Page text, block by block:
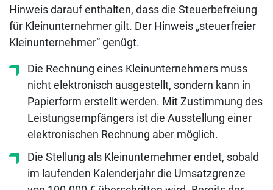
Hinweis darauf enthalten, dass die Steuerbefreiung
für Kleinunternehmer gilt. Der Hinweis „steuerfreier
Kleinunternehmer“ genügt.
Die Rechnung eines Kleinunternehmers muss
nicht elektronisch ausgestellt, sondern kann in
Papierform erstellt werden. Mit Zustimmung des
Leistungsempfängers ist die Ausstellung einer
elektronischen Rechnung aber möglich.
Die Stellung als Kleinunternehmer endet, sobald
im laufenden Kalenderjahr die Umsatzgrenze